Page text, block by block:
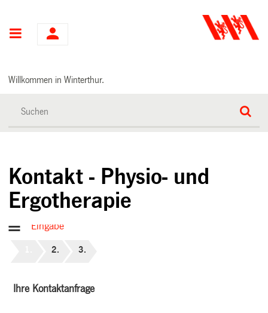
Hauptnavigation
Willkommen in Winterthur.
Kontakt - Physio- und
Ergotherapie